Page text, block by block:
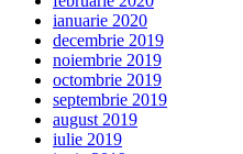
ianuarie 2020
decembrie 2019
noiembrie 2019
octombrie 2019
septembrie 2019
august 2019
iulie 2019